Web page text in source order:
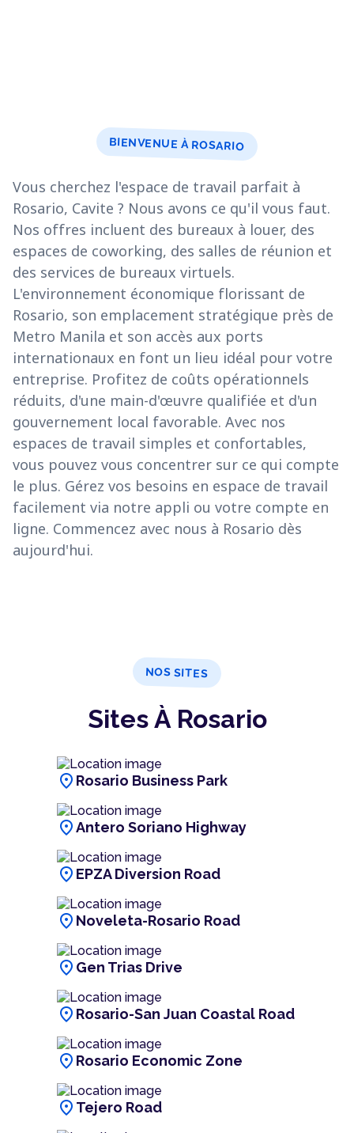
BIENVENUE À ROSARIO
Vous cherchez l'espace de travail parfait à
Rosario, Cavite ? Nous avons ce qu'il vous faut.
Nos offres incluent des bureaux à louer, des
espaces de coworking, des salles de réunion et
des services de bureaux virtuels.
L'environnement économique florissant de
Rosario, son emplacement stratégique près de
Metro Manila et son accès aux ports
internationaux en font un lieu idéal pour votre
entreprise. Profitez de coûts opérationnels
réduits, d'une main-d'œuvre qualifiée et d'un
gouvernement local favorable. Avec nos
espaces de travail simples et confortables,
vous pouvez vous concentrer sur ce qui compte
le plus. Gérez vos besoins en espace de travail
facilement via notre appli ou votre compte en
ligne. Commencez avec nous à Rosario dès
aujourd'hui.
NOS SITES
Sites À Rosario
location_on Rosario Business Park
location_onAntero Soriano Highway
location_on EPZA Diversion Road
location_on Noveleta-Rosario Road
location_on Gen Trias Drive
location_on Rosario-San Juan Coastal Road
location_on Rosario Economic Zone
location_on Tejero Road